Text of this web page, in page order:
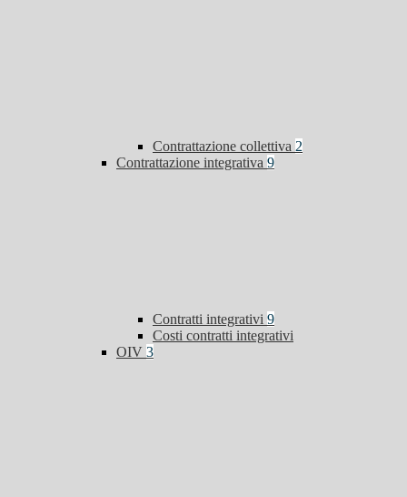
Contrattazione collettiva 2
Contrattazione integrativa 9
Contratti integrativi 9
Costi contratti integrativi
OIV 3